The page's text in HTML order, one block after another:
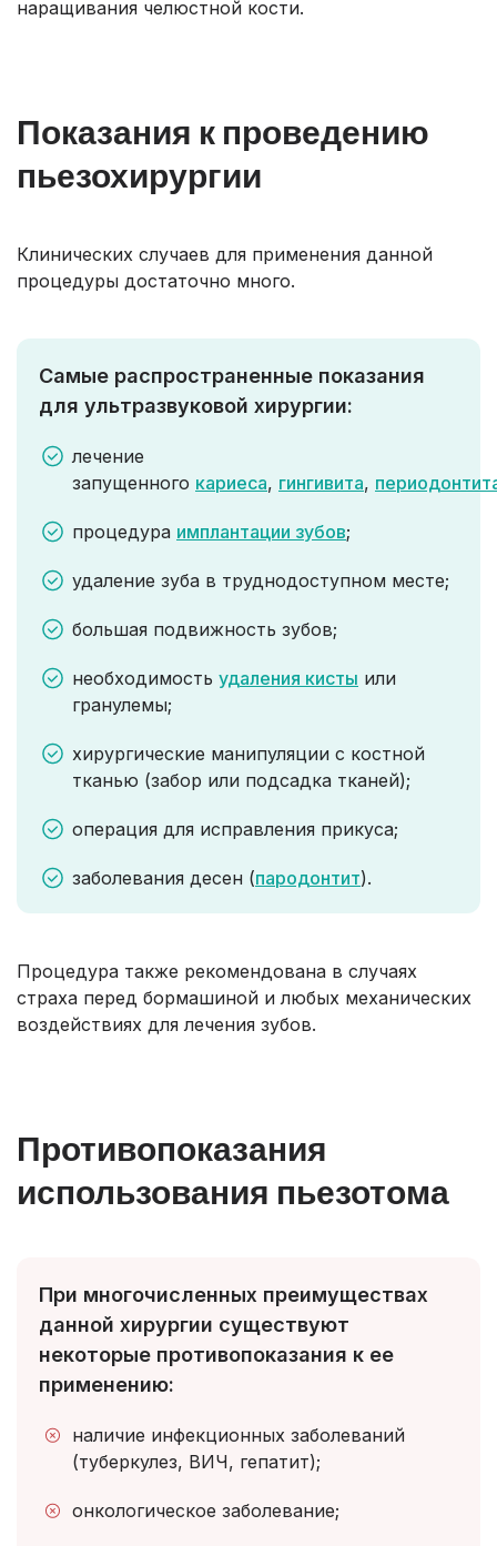
наращивания челюстной кости.
Показания к проведению
пьезохирургии
Клинических случаев для применения данной
процедуры достаточно много.
Самые распространенные показания
для ультразвуковой хирургии:
лечение
запущенного кариеса, гингивита,
процедура имплантации зубов;
удаление зуба в труднодоступном месте;
большая подвижность зубов;
необходимость удаления кисты или
гранулемы;
хирургические манипуляции с костной
тканью (забор или подсадка тканей);
операция для исправления прикуса;
заболевания десен (пародонтит).
Процедура также рекомендована в случаях
страха перед бормашиной и любых механических
воздействиях для лечения зубов.
Противопоказания
использования пьезотома
При многочисленных преимуществах
данной хирургии существуют
некоторые противопоказания к ее
применению:
наличие инфекционных заболеваний
(туберкулез, ВИЧ, гепатит);
онкологическое заболевание;